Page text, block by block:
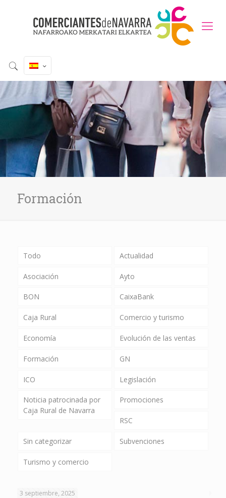
Formación
Todo Actualidad
Asociación Ayto
BON CaixaBank
Caja Rural Comercio y turismo
Economía Evolución de las ventas
Formación GN
ICO Legislación
Noticia patrocinada por
Caja Rural de Navarra
Promociones
RSC
Sin categorizar Subvenciones
Turismo y comercio
3 septiembre, 2025